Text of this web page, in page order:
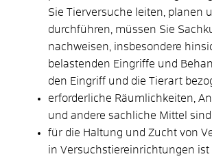
Sie Tierversuche leiten, planen
durchführen, müssen Sie
nachweisen, insbesondere
belastenden Eingriffe und
den Eingriff und die Tierart
erforderliche Räumlichkeiten,
und andere sachliche Mittel
für die Haltung und Zucht von
in Versuchstiereinrichtungen ist